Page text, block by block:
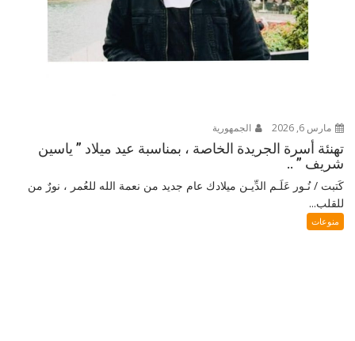
مارس 6, 2026 الجمهورية
تهنئة أسرة الجريدة الخاصة ، بمناسبة عيد ميلاد ” ياسين
شريف ” ..
كَتبت / نُـور عَلَـم الدِّيـن ميلادك عام جديد من نعمة الله للعُمر ، نورٌ من
للقلب...
منوعات